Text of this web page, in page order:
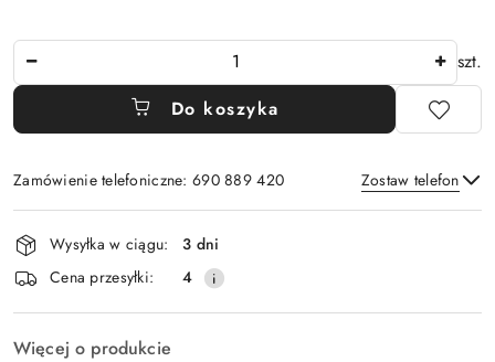
szt.
Do koszyka
Zamówienie telefoniczne: 690 889 420 Zostaw telefon
Wyślij
Dostępność
i
dostawa
Wysyłka w ciągu:
3 dni
Cena przesyłki:
4
Więcej o produkcie